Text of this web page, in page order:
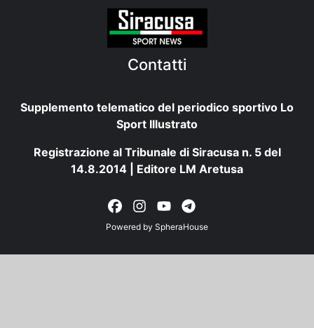
Contatti
Supplemento telematico del periodico sportivo Lo
Sport Illustrato
Registrazione al Tribunale di Siracusa n. 5 del
14.8.2014 | Editore LM Aretusa
Powered by SpheraHouse